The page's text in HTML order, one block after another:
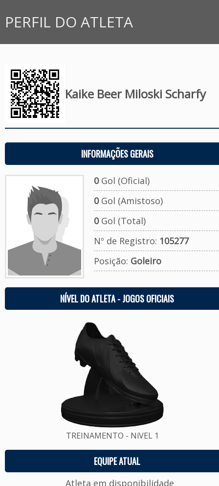
PERFIL DO ATLETA
Kaike Beer Miloski Scharfy
INFORMAÇÕES GERAIS
0Gol (Oficial)
0Gol (Amistoso)
0Gol (Total)
Nº de Registro: 105277
Posição: Goleiro
NÍVEL DO ATLETA - JOGOS OFICIAIS
TREINAMENTO - NíVEL 1
EQUIPE ATUAL
Atleta em disponibilidade